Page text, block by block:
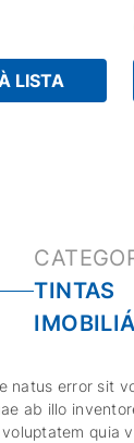
LISTA
TINTAS
natus error sit
ab illo